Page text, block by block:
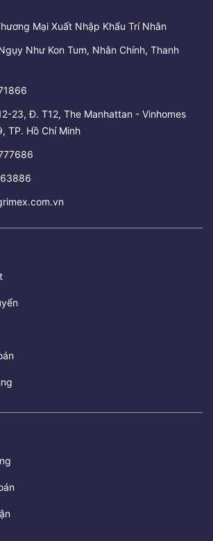
Mại Xuất Nhập Khẩu Trí Nhân
Như Kon Tum, Nhân Chính, Thanh
23, Đ. T12, The Manhattan - Vinhomes
TP. Hồ Chí Minh